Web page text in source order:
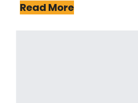
Read More